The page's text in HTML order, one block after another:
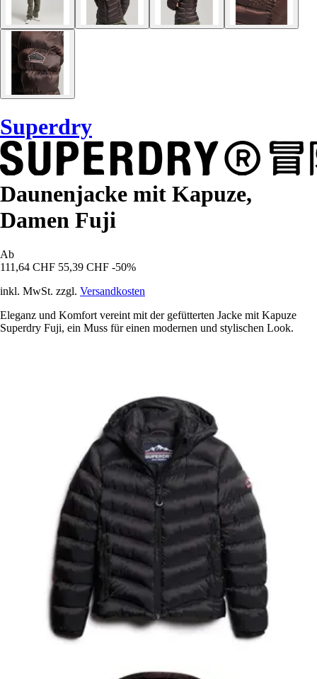
Superdry
Daunenjacke mit Kapuze,
Damen Fuji
Ab
111,64 CHF 55,39 CHF -50%
inkl. MwSt. zzgl. Versandkosten
Eleganz und Komfort vereint mit der gefütterten Jacke mit Kapuze
Superdry Fuji, ein Muss für einen modernen und stylischen Look.